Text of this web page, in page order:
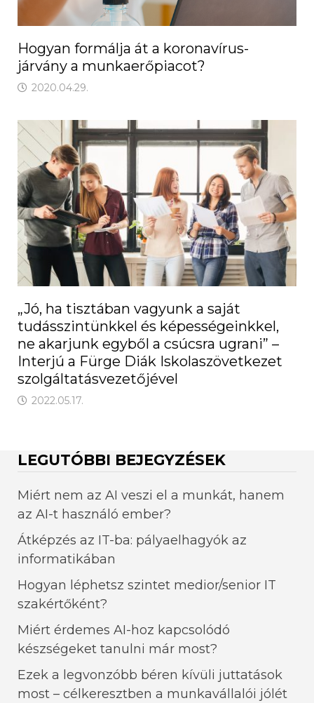
Hogyan formálja át a koronavírus-
járvány a munkaerőpiacot?
2020.04.29.
„Jó, ha tisztában vagyunk a saját
tudásszintünkkel és képességeinkkel,
ne akarjunk egyből a csúcsra ugrani” –
Interjú a Fürge Diák Iskolaszövetkezet
szolgáltatásvezetőjével
2022.05.17.
LEGUTÓBBI BEJEGYZÉSEK
Miért nem az AI veszi el a munkát, hanem
az AI-t használó ember?
Átképzés az IT-ba: pályaelhagyók az
informatikában
Hogyan léphetsz szintet medior/senior IT
szakértőként?
Miért érdemes AI-hoz kapcsolódó
készségeket tanulni már most?
Ezek a legvonzóbb béren kívüli juttatások
most – célkeresztben a munkavállalói jólét